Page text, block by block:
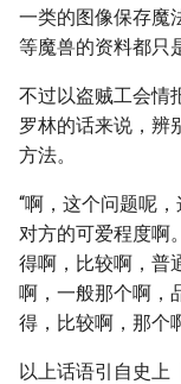
一类的图像保存魔
等魔兽的资料都只
不过以盗贼工会情
罗林的话来说，辨
方法。
“啊，这个问题呢
对方的可爱程度啊
得啊，比较啊，普
啊，一般那个啊，
得，比较啊，那个
以上话语引自史上